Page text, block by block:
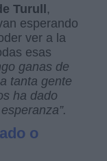
Turull ,
esperando
ver a la
esas
ganas de
tanta gente
ha dado
o